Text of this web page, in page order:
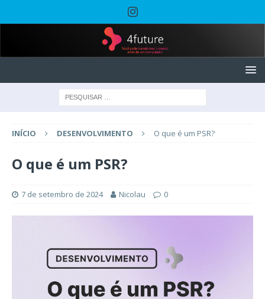
INÍCIO DESENVOLVIMENTO O que é um PSR?
O que é um PSR?
7 de setembro de 2024 Nicolau 0